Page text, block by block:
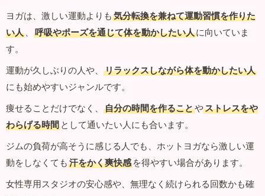
ヨガは、激しい運動よりも 気分転換を兼ねて運動習慣を作りた
い人 、 呼吸やポーズを通じて体を動かしたい人に向いていま
す。
運動が久しぶりの人や、
リラックスしながら体を動かしたい人
にも始めやすいジャンルです。
痩せることだけでなく、
自分の時間を作ることやストレスをや
わらげる時間 として通いたい人にも合います。
ジムの負荷が高そうに感じる人でも、ホットヨガなら激しい運
動をしなくても 汗をかく爽快感 を得やすい場合があります。
女性専用スタジオの安心感や、無理なく続けられる回数かも確